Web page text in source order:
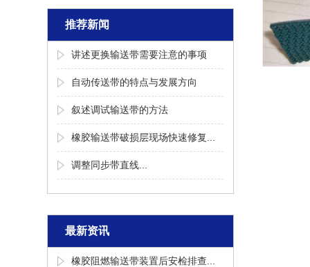
推荐新闻
讲述更换输送带需要注意的事项
自动传送带的特点与发展方向
叙述调试输送带的方法
橡胶输送带破损层现场快速修复...
调整同步带​直线...
最新资讯
橡胶阻燃输送带装置后安检排查...